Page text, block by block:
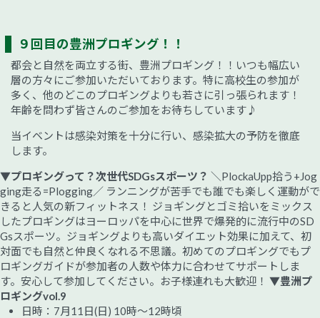
９回目の豊洲プロギング！！
都会と自然を両立する街、豊洲プロギング！！いつも幅広い
層の方々にご参加いただいております。特に高校生の参加が
多く、他のどこのプロギングよりも若さに引っ張られます！
年齢を問わず皆さんのご参加をお待ちしています♪
当イベントは感染対策を十分に行い、感染拡大の予防を徹底
します。
▼プロギングって？次世代SDGsスポーツ？ ＼PlockaUpp拾う+Jog
ging走る=Plogging／ ランニングが苦手でも誰でも楽しく運動がで
きると人気の新フィットネス！ ジョギングとゴミ拾いをミックス
したプロギングはヨーロッパを中心に世界で爆発的に流行中のSD
Gsスポーツ。ジョギングよりも高いダイエット効果に加えて、初
対面でも自然と仲良くなれる不思議。初めてのプロギングでもプ
ロギングガイドが参加者の人数や体力に合わせてサポートしま
す。安心して参加してください。お子様連れも大歓迎！ ▼豊洲プ
ロギングvol.9
日時：7月11日(日) 10時～12時頃